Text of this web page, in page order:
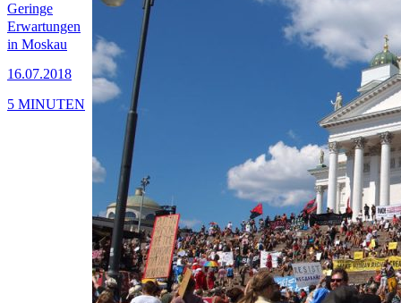
Geringe
Erwartungen
in Moskau
16.07.2018
5 MINUTEN